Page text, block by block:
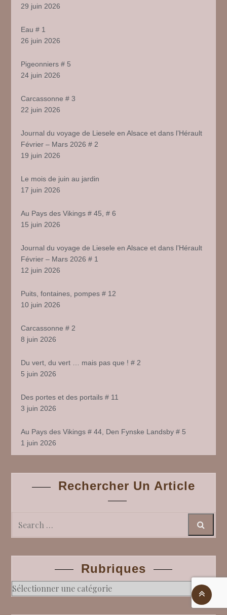
29 juin 2026
Eau # 1
26 juin 2026
Pigeonniers # 5
24 juin 2026
Carcassonne # 3
22 juin 2026
Journal du voyage de Liesele en Alsace et dans l’Hérault
Février – Mars 2026 # 2
19 juin 2026
Le mois de juin au jardin
17 juin 2026
Au Pays des Vikings # 45, # 6
15 juin 2026
Journal du voyage de Liesele en Alsace et dans l’Hérault
Février – Mars 2026 # 1
12 juin 2026
Puits, fontaines, pompes # 12
10 juin 2026
Carcassonne # 2
8 juin 2026
Du vert, du vert … mais pas que ! # 2
5 juin 2026
Des portes et des portails # 11
3 juin 2026
Au Pays des Vikings # 44, Den Fynske Landsby # 5
1 juin 2026
Rechercher Un Article
Rubriques
Rubriques